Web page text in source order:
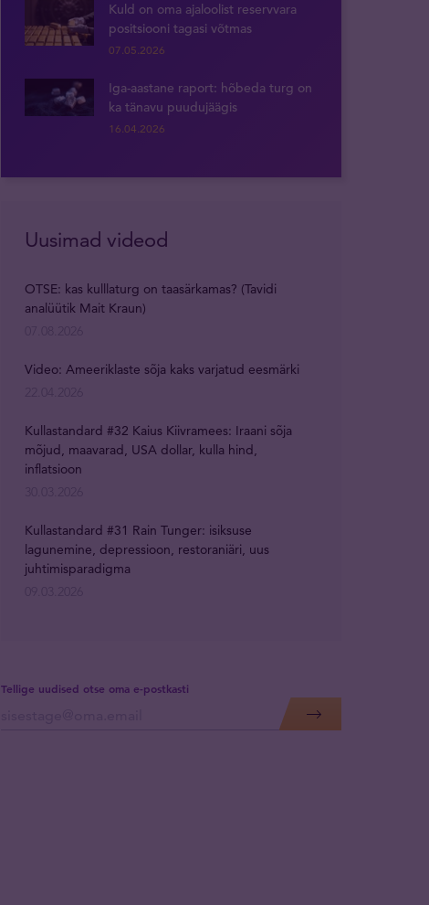
Kuld on oma ajaloolist reservvara
positsiooni tagasi võtmas
07.05.2026
Iga-aastane raport: hõbeda turg on
ka tänavu puudujäägis
16.04.2026
Tellige uudised otse oma e-postkasti
Uusimad videod
OTSE: kas kulllaturg on taasärkamas? (Tavidi
analüütik Mait Kraun)
Video: Ameeriklaste sõja kaks varjatud eesmärki
Kullastandard #32 Kaius Kiivramees: Iraani sõja
mõjud, maavarad, USA dollar, kulla hind,
inflatsioon
Kullastandard #31 Rain Tunger: isiksuse
lagunemine, depressioon, restoraniäri, uus
juhtimisparadigma